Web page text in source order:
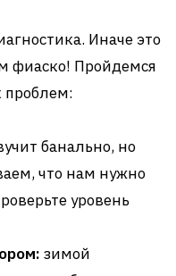
Иначе это
фиаско! Пройдемся
проблем:
банально, но
что нам нужно
уровень
зимой